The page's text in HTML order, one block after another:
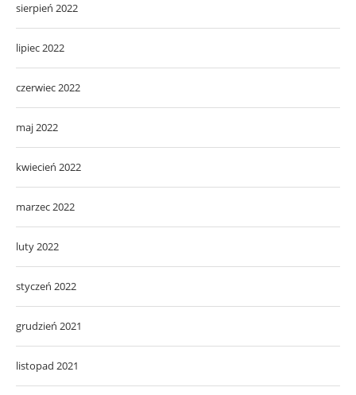
sierpień 2022
lipiec 2022
czerwiec 2022
maj 2022
kwiecień 2022
marzec 2022
luty 2022
styczeń 2022
grudzień 2021
listopad 2021